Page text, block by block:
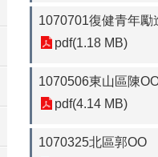
1070701復健青年勵
pdf(1.18 MB)
1070506東山區陳
pdf(4.14 MB)
1070325北區郭OO